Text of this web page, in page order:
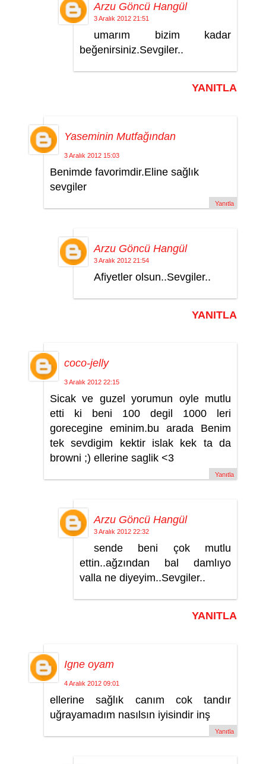
Arzu Göncü Hangül
3 Aralık 2012 21:51
umarım bizim kadar
beğenirsiniz.Sevgiler..
YANITLA
Yaseminin Mutfağından
3 Aralık 2012 15:03
Benimde favorimdir.Eline sağlık
sevgiler
Yanıtla
Arzu Göncü Hangül
3 Aralık 2012 21:54
Afiyetler olsun..Sevgiler..
YANITLA
coco-jelly
3 Aralık 2012 22:15
Sicak ve guzel yorumun oyle mutlu
etti ki beni 100 degil 1000 leri
gorecegine eminim.bu arada Benim
tek sevdigim kektir islak kek ta da
browni ;) ellerine saglik <3
Yanıtla
Arzu Göncü Hangül
3 Aralık 2012 22:32
sende beni çok mutlu
ettin..ağzından bal damlıyo
valla ne diyeyim..Sevgiler..
YANITLA
Igne oyam
4 Aralık 2012 09:01
ellerine sağlık canım cok tandır
uğrayamadım nasılsın iyisindir inş
Yanıtla